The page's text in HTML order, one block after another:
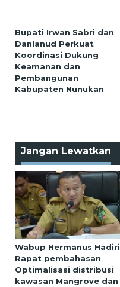
Bupati Irwan Sabri dan
Danlanud Perkuat
Koordinasi Dukung
Keamanan dan
Pembangunan
Kabupaten Nunukan
Jangan Lewatkan
Wabup Hermanus Hadiri
Rapat pembahasan
Optimalisasi distribusi
kawasan Mangrove dan